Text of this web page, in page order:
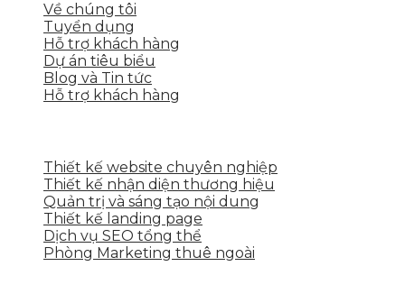
Về chúng tôi
Tuyển dụng
Hỗ trợ khách hàng
Dự án tiêu biểu
Blog và Tin tức
Hỗ trợ khách hàng
Thiết kế website chuyên nghiệp
Thiết kế nhận diện thương hiệu
Quản trị và sáng tạo nội dung
Thiết kế landing page
Dịch vụ SEO tổng thể
Phòng Marketing thuê ngoài